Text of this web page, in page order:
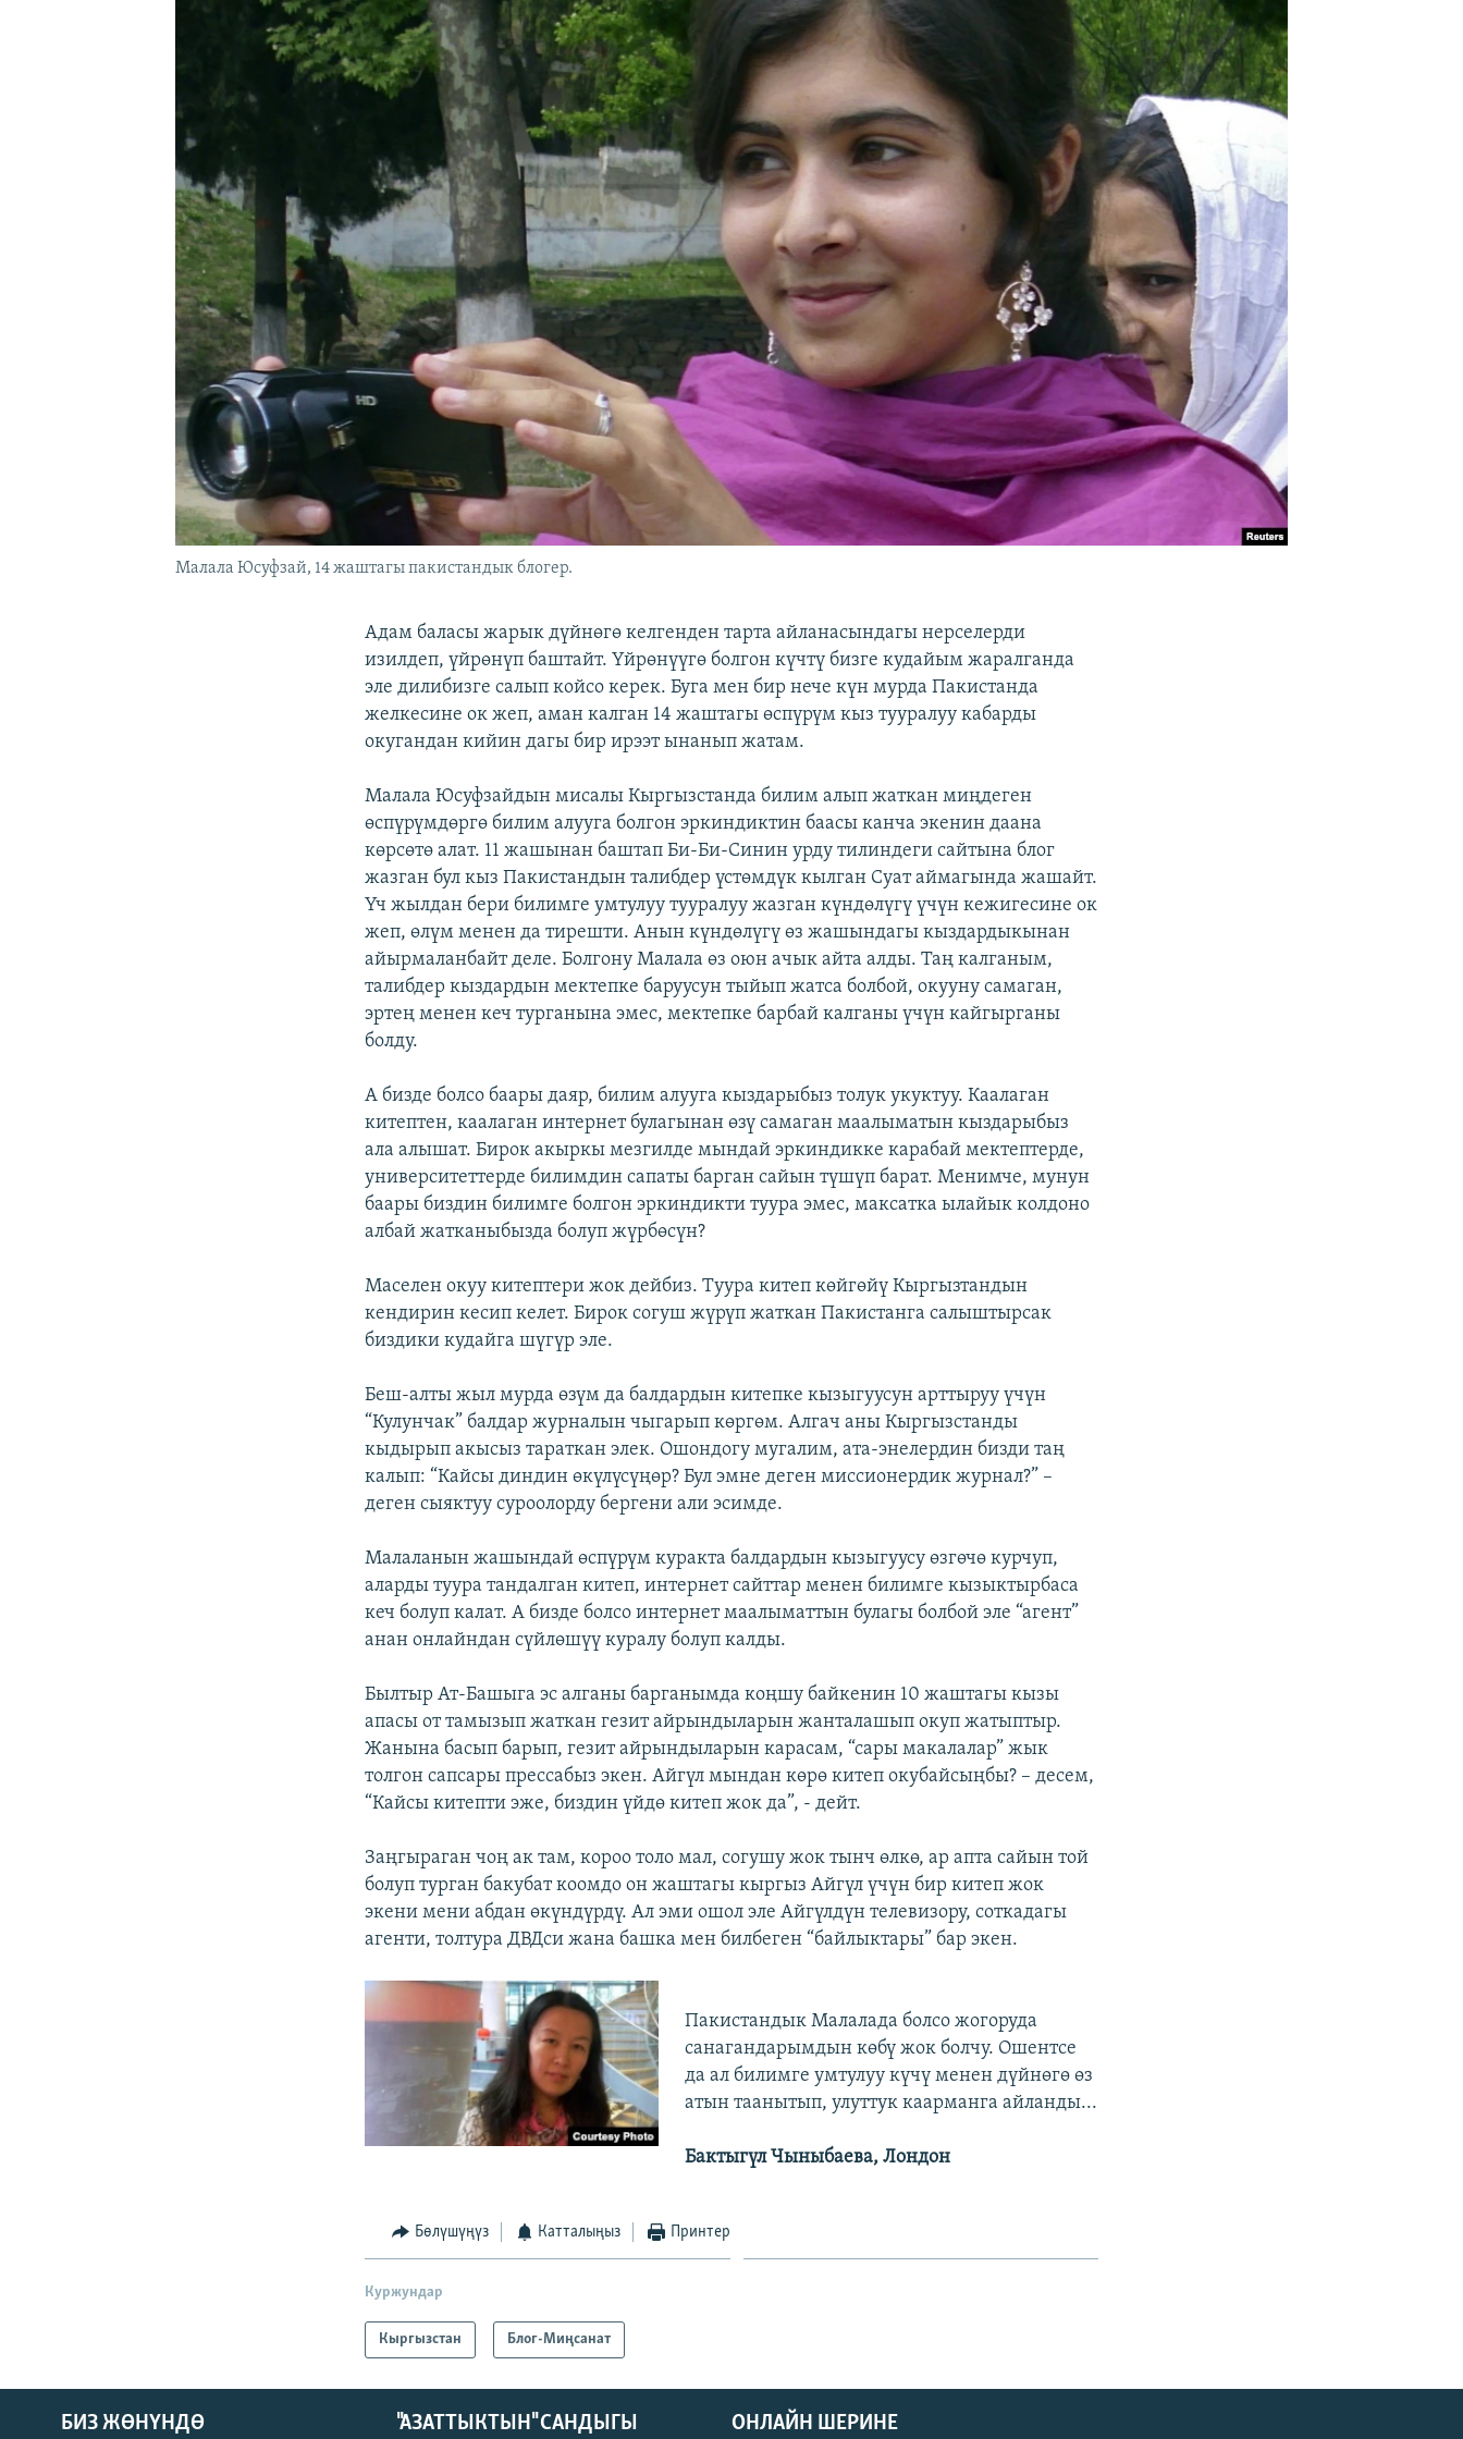
Малала Юсуфзай, 14 жаштагы пакистандык блогер.
Адам баласы жарык дүйнөгө келгенден тарта айланасындагы нерселерди
изилдеп, үйрөнүп баштайт. Үйрөнүүгө болгон күчтү бизге кудайым жаралганда
эле дилибизге салып койсо керек. Буга мен бир нече күн мурда Пакистанда
желкесине ок жеп, аман калган 14 жаштагы өспүрүм кыз тууралуу кабарды
окугандан кийин дагы бир ирээт ынанып жатам.
Малала Юсуфзайдын мисалы Кыргызстанда билим алып жаткан миңдеген
өспүрүмдөргө билим алууга болгон эркиндиктин баасы канча экенин даана
көрсөтө алат. 11 жашынан баштап Би-Би-Синин урду тилиндеги сайтына блог
жазган бул кыз Пакистандын талибдер үстөмдүк кылган Суат аймагында жашайт.
Үч жылдан бери билимге умтулуу тууралуу жазган күндөлүгү үчүн кежигесине ок
жеп, өлүм менен да тирешти. Анын күндөлүгү өз жашындагы кыздардыкынан
айырмаланбайт деле. Болгону Малала өз оюн ачык айта алды. Таң калганым,
талибдер кыздардын мектепке баруусун тыйып жатса болбой, окууну самаган,
эртең менен кеч турганына эмес, мектепке барбай калганы үчүн кайгырганы
болду.
А бизде болсо баары даяр, билим алууга кыздарыбыз толук укуктуу. Каалаган
китептен, каалаган интернет булагынан өзү самаган маалыматын кыздарыбыз
ала алышат. Бирок акыркы мезгилде мындай эркиндикке карабай мектептерде,
университеттерде билимдин сапаты барган сайын түшүп барат. Менимче, мунун
баары биздин билимге болгон эркиндикти туура эмес, максатка ылайык колдоно
албай жатканыбызда болуп жүрбөсүн?
Маселен окуу китептери жок дейбиз. Туура китеп көйгөйү Кыргызтандын
кендирин кесип келет. Бирок согуш жүрүп жаткан Пакистанга салыштырсак
биздики кудайга шүгүр эле.
Беш-алты жыл мурда өзүм да балдардын китепке кызыгуусун арттыруу үчүн
“Кулунчак” балдар журналын чыгарып көргөм. Алгач аны Кыргызстанды
кыдырып акысыз тараткан элек. Ошондогу мугалим, ата-энелердин бизди таң
калып: “Кайсы диндин өкүлүсүңөр? Бул эмне деген миссионердик журнал?” –
деген сыяктуу суроолорду бергени али эсимде.
Малаланын жашындай өспүрүм куракта балдардын кызыгуусу өзгөчө курчуп,
аларды туура тандалган китеп, интернет сайттар менен билимге кызыктырбаса
кеч болуп калат. А бизде болсо интернет маалыматтын булагы болбой эле “агент”
анан онлайндан сүйлөшүү куралу болуп калды.
Былтыр Ат-Башыга эс алганы барганымда коңшу байкенин 10 жаштагы кызы
апасы от тамызып жаткан гезит айрындыларын жанталашып окуп жатыптыр.
Жанына басып барып, гезит айрындыларын карасам, “сары макалалар” жык
толгон сапсары прессабыз экен. Айгүл мындан көрө китеп окубайсыңбы? – десем,
“Кайсы китепти эже, биздин үйдө китеп жок да”, - дейт.
Заңгыраган чоң ак там, короо толо мал, согушу жок тынч өлкө, ар апта сайын той
болуп турган бакубат коомдо он жаштагы кыргыз Айгүл үчүн бир китеп жок
экени мени абдан өкүндүрдү. Ал эми ошол эле Айгүлдүн телевизору, соткадагы
агенти, толтура ДВДси жана башка мен билбеген “байлыктары” бар экен.
Пакистандык Малалада болсо жогоруда
санагандарымдын көбү жок болчу. Ошентсе
да ал билимге умтулуу күчү менен дүйнөгө өз
атын таанытып, улуттук каарманга айланды...
Бактыгүл Чыныбаева, Лондон
Бөлүшүңүз Катталыңыз Принтер
Куржундар
Кыргызстан Блог-Миңсанат
ОНЛАЙН ШЕРИНЕ
БИЗ ЖӨНҮНДӨ "АЗАТТЫКТЫН" САНДЫГЫ